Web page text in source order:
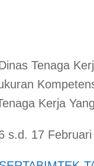
Tenaga
Kerja
s.d. 17